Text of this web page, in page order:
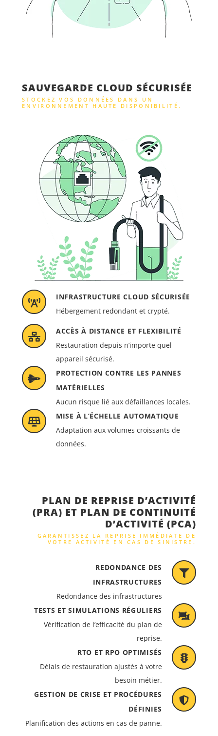
SAUVEGARDE CLOUD SÉCURISÉE
STOCKEZ VOS DONNÉES DANS UN
ENVIRONNEMENT HAUTE DISPONIBILITÉ.
INFRASTRUCTURE CLOUD SÉCURISÉE
Hébergement redondant et crypté.
ACCÈS À DISTANCE ET FLEXIBILITÉ
Restauration depuis n’importe quel
appareil sécurisé.
PROTECTION CONTRE LES PANNES
MATÉRIELLES
Aucun risque lié aux défaillances locales.
MISE À L’ÉCHELLE AUTOMATIQUE
Adaptation aux volumes croissants de
données.
PLAN DE REPRISE D’ACTIVITÉ
(PRA) ET PLAN DE CONTINUITÉ
D’ACTIVITÉ (PCA)
GARANTISSEZ LA REPRISE IMMÉDIATE DE
VOTRE ACTIVITÉ EN CAS DE SINISTRE.
REDONDANCE DES
INFRASTRUCTURES
Redondance des infrastructures
TESTS ET SIMULATIONS RÉGULIERS
Vérification de l’efficacité du plan de
reprise.
RTO ET RPO OPTIMISÉS
Délais de restauration ajustés à votre
besoin métier.
GESTION DE CRISE ET PROCÉDURES
DÉFINIES
Planification des actions en cas de panne.